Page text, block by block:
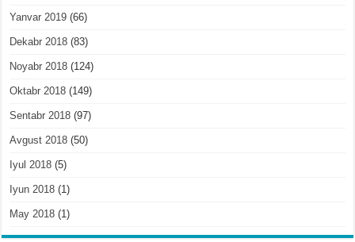
Yanvar 2019 (66)
Dekabr 2018 (83)
Noyabr 2018 (124)
Oktabr 2018 (149)
Sentabr 2018 (97)
Avgust 2018 (50)
Iyul 2018 (5)
Iyun 2018 (1)
May 2018 (1)